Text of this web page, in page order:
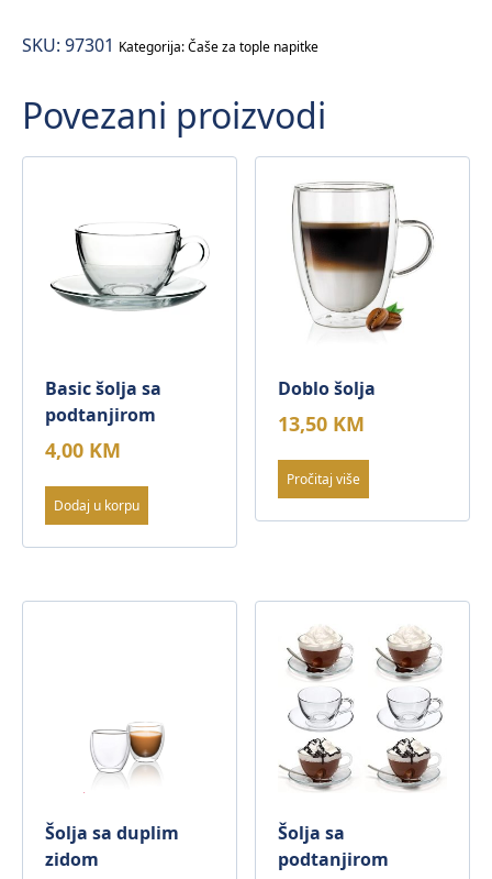
količina
SKU: 97301 Kategorija:Čaše za tople napitke
Povezani proizvodi
Basic šolja sa
podtanjirom
4,00 KM
Dodaj u korpu
Doblo šolja
13,50 KM
Pročitaj više
Šolja sa duplim
zidom
Šolja sa
podtanjirom